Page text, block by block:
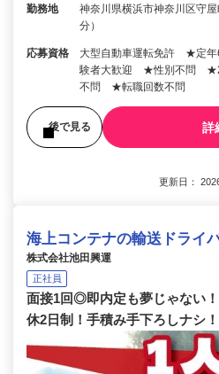
勤務地
神奈川県横浜市神奈川区守
分）
応募資格
大型自動車運転免許 ★定
験者大歓迎 ★性別不問
不問 ★転職回数不問
後で見る 詳
更新日：
海上コンテナの輸送ドライ
株式会社池田興運
正社員
面接1回◎即内定も夢じゃない
休2日制！手積み手下ろしナシ！